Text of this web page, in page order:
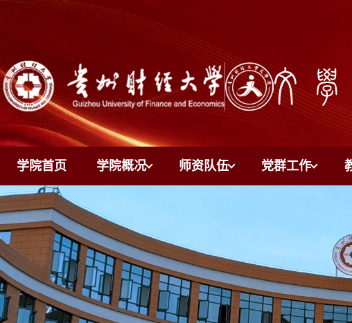
学院首页 学院概况 师资队伍 党群工作